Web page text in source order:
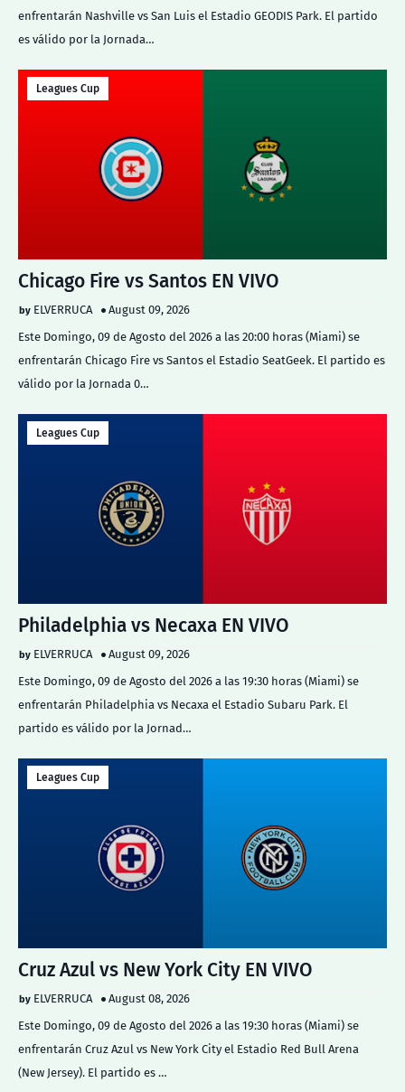
enfrentarán Nashville vs San Luis el Estadio GEODIS Park. El partido
es válido por la Jornada…
Leagues Cup
Chicago Fire vs Santos EN VIVO
ELVERRUCA
August 09, 2026
Este Domingo, 09 de Agosto del 2026 a las 20:00 horas (Miami) se
enfrentarán Chicago Fire vs Santos el Estadio SeatGeek. El partido es
válido por la Jornada 0…
Leagues Cup
Philadelphia vs Necaxa EN VIVO
ELVERRUCA
August 09, 2026
Este Domingo, 09 de Agosto del 2026 a las 19:30 horas (Miami) se
enfrentarán Philadelphia vs Necaxa el Estadio Subaru Park. El
partido es válido por la Jornad…
Leagues Cup
Cruz Azul vs New York City EN VIVO
ELVERRUCA
August 08, 2026
Este Domingo, 09 de Agosto del 2026 a las 19:30 horas (Miami) se
enfrentarán Cruz Azul vs New York City el Estadio Red Bull Arena
(New Jersey). El partido es …